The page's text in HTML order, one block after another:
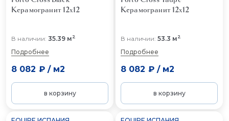
Керамогранит 12x12
В наличии: 35.39 м2
Подробнее
8 082 ₽/ м2
в корзину
Керамогранит 12x12
В наличии: 53.3 м2
Подробнее
8 082 ₽/ м2
в корзину